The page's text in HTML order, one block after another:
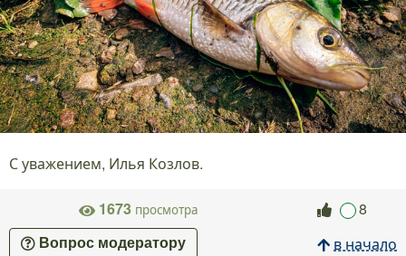
С уважением, Илья Козлов.
1673 просмотра 8
Вопрос модератору в начало